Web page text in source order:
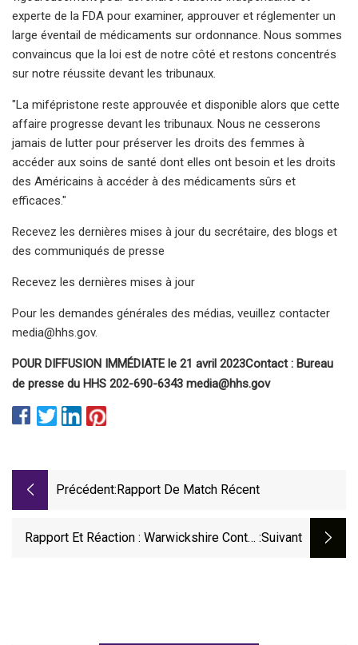
experte de la FDA pour examiner, approuver et réglementer un
large éventail de médicaments sur ordonnance. Nous sommes
convaincus que la loi est de notre côté et restons concentrés
sur notre réussite devant les tribunaux.
"La mifépristone reste approuvée et disponible alors que cette
affaire progresse devant les tribunaux. Nous ne cesserons
jamais de lutter pour préserver les droits des femmes à
accéder aux soins de santé dont elles ont besoin et les droits
des Américains à accéder à des médicaments sûrs et
efficaces."
Recevez les dernières mises à jour du secrétaire, des blogs et
des communiqués de presse
Recevez les dernières mises à jour
Pour les demandes générales des médias, veuillez contacter
media@hhs.gov.
POUR DIFFUSION IMMÉDIATE le 21 avril 2023Contact : Bureau
de presse du HHS 202-690-6343 media@hhs.gov
Précédent: Rapport De Match Récent
Rapport Et Réaction : Warwickshire Contre :suivant